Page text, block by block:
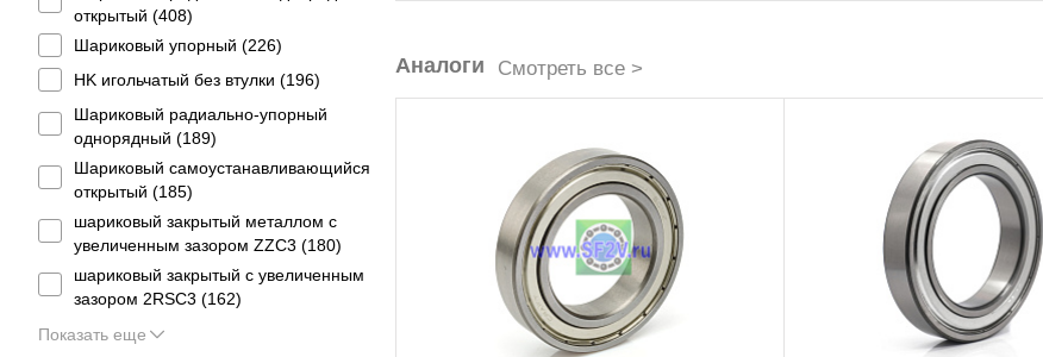
открытый (408)
Шариковый упорный (226)
HK игольчатый без втулки (196)
Шариковый радиально-упорный
однорядный (189)
Шариковый самоустанавливающийся
открытый (185)
шариковый закрытый металлом с
увеличенным зазором ZZC3 (180)
шариковый закрытый с увеличенным
зазором 2RSС3 (162)
Показать еще
Аналоги Смотреть все >